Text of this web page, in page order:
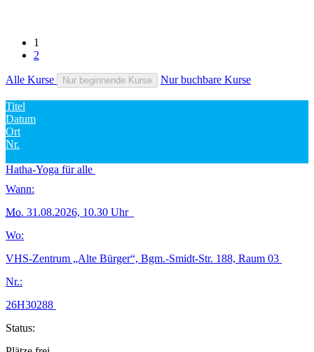
1
2
Alle Kurse Nur beginnende Kurse Nur buchbare Kurse
Titel
Datum
Ort
Nr.
Hatha-Yoga für alle
Wann:
Mo. 31.08.2026, 10.30 Uhr
Wo:
VHS-Zentrum „Alte Bürger“, Bgm.-Smidt-Str. 188, Raum 03
Nr.:
26H30288
Status: